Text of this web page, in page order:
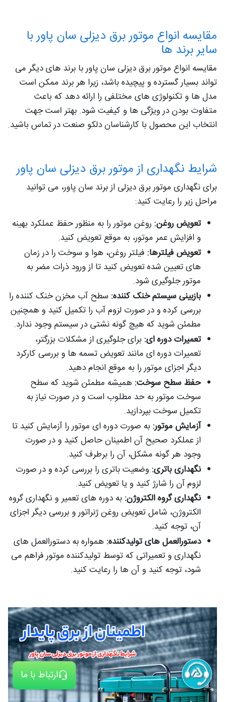
ارتباط با ما
مقایسه انواع موتور برق دیزلی سان پاور با
سایر برند ها
مقایسه انواع موتور برق دیزلی سان پاور با برند های دیگر می
تواند بسیار گسترده و پیچیده باشد، زیرا هر برند ممکن است
مدل ها و تکنولوژی های مختلفی را ارائه دهد که باعث
متفاوت بودن در ویژگی ها و کیفیت شود. بهتر است جهت
انتخاب این محصول با کارشناسان دلکو صنعت در تماس باشید.
شرایط نگهداری از موتور برق دیزلی سان پاور
برای نگهداری موتور برق دیزلی از برند سان پاور، می توانید
مراحل زیر را رعایت کنید:
تعویض روغن: روغن موتور را به منظور حفظ عملکرد بهینه
و افزایش عمر موتور، به موقع تعویض کنید.
تعویض فیلترها: فیلتر روغن، هوا و سوخت را در زمان
های تعیین شده تعویض کنید تا از ورود ذرات مضر به
موتور جلوگیری شود.
بازبینی سیستم خنک کننده: سطح آب مخزن خنک کننده را
بررسی کرده و در صورت لزوم آب را تکمیل کنید و همچنین
مطمئن شوید که هیچ گونه نشتی در سیستم وجود ندارد.
تعمیرات دوره ای: برای جلوگیری از مشکلات بزرگتر،
تعمیرات دوره ای مانند تعویض تسمه ها و بررسی کارکرد
دیگر اجزای موتور را به موقع انجام دهید.
حفظ سطح سوخت: همیشه مطمئن شوید که سطح
سوخت موتور به حد مطلوب است و در صورت نیاز به
تکمیل سوخت بپردازید.
آزمایش موتور: به صورت دوره ای موتور را آزمایش کنید تا
از عملکرد صحیح آن اطمینان حاصل کنید و در صورت
وجود هر گونه مشکل، آن را برطرف کنید.
نگهداری باتری: وضعیت باتری را بررسی کرده و در صورت
لزوم آن را شارژ کنید و یا تعویض کنید.
نگهداری گروه الکتروژن: به دوره های تعمیر و نگهداری گروه
الکتروژن، شامل تعویض روغن ژنراتور و بررسی دیگر اجزای
آن، توجه کنید.
دستورالعمل های تولیدکننده: همواره به دستورالعمل های
نگهداری و تعمیراتی که توسط تولیدکننده موتور فراهم می
شود، توجه کنید و آن ها را رعایت کنید.